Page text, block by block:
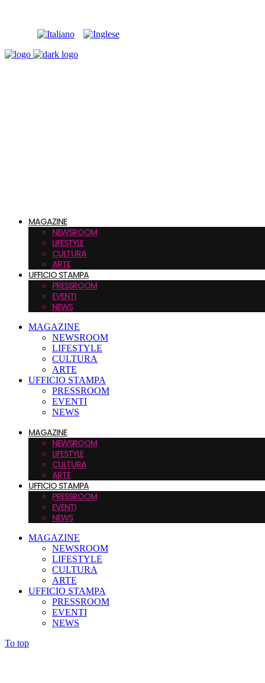
MAGAZINE
NEWSROOM
LIFESTYLE
CULTURA
ARTE
UFFICIO STAMPA
PRESSROOM
EVENTI
NEWS
MAGAZINE
NEWSROOM
LIFESTYLE
CULTURA
ARTE
UFFICIO STAMPA
PRESSROOM
EVENTI
NEWS
MAGAZINE
NEWSROOM
LIFESTYLE
CULTURA
ARTE
UFFICIO STAMPA
PRESSROOM
EVENTI
NEWS
MAGAZINE
NEWSROOM
LIFESTYLE
CULTURA
ARTE
UFFICIO STAMPA
PRESSROOM
EVENTI
NEWS
To top